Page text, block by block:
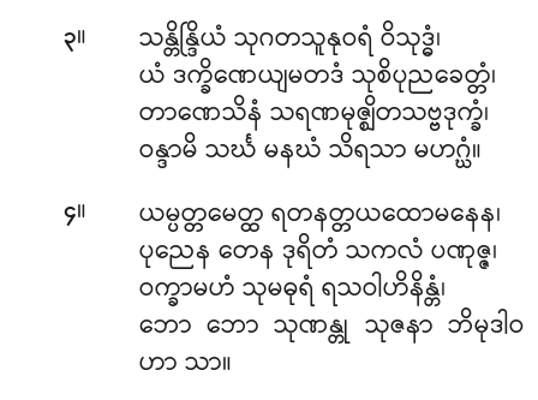
၃။
သန္တိန္ဒြိယံ သုဂတသူနုဝရံ ဝိသုဒ္ဓံ၊
ယံ ဒက္ခိဏေယျမတဒံ သုစိပုညခေတ္တံ၊
တာဏေသိနံ သရဏမုဇ္ဈိတသဗ္ဗဒုက္ခံ၊
ဝန္ဒာမိ သင်္ဃ မနဃံ သိရသာ မဟဂ္ဃံ။
၄။
ယမ္ပတ္တမေတ္ထ ရတနတ္တယထောမနေန၊
ပုညေန တေန ဒုရိတံ သကလံ ပဏုဇ္ဇ၊
ဝက္ခာမဟံ သုမဓုရံ ရသဝါဟိနိန္တံ၊
ဘော ဘော သုဏန္တု သုဇနာ ဘိမုဒါဝ
ဟာ သာ။